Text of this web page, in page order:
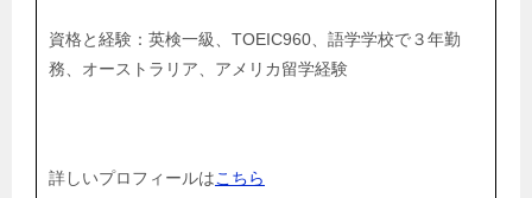
資格と経験：英検一級、TOEIC960、語学学校で３年勤
務、オーストラリア、アメリカ留学経験
詳しいプロフィールはこちら